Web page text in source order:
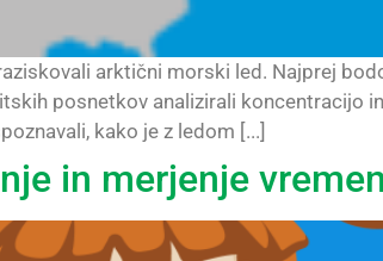
arktični morski led. Najprej
posnetkov analizirali koncentracijo
kako je z ledom [...]
in merjenje